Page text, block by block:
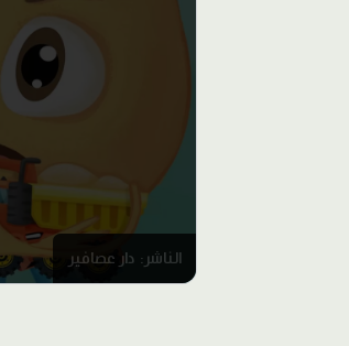
الناشر: دار عصافير